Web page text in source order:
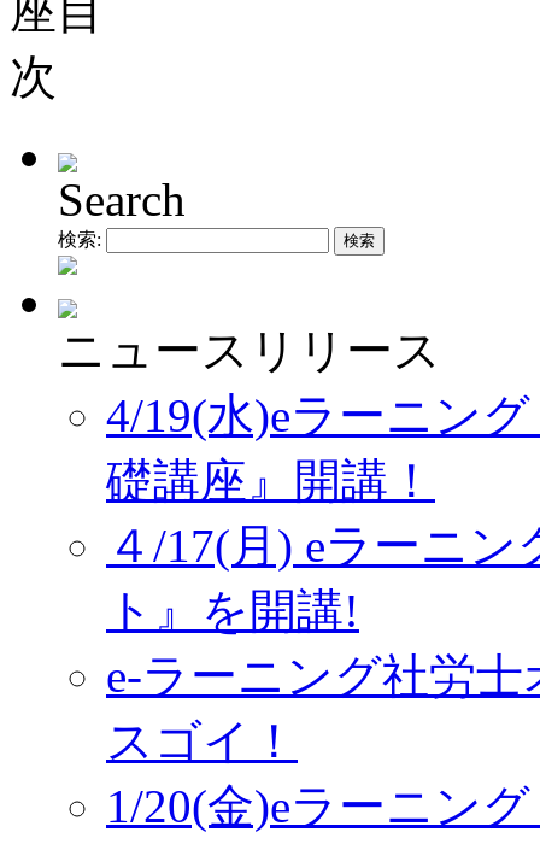
Search
検索:
ニュースリリース
4/19(水)eラーニン
礎講座』開講！
４/17(月) eラーニ
ト』を開講!
e-ラーニング社労
スゴイ！
1/20(金)eラーニン